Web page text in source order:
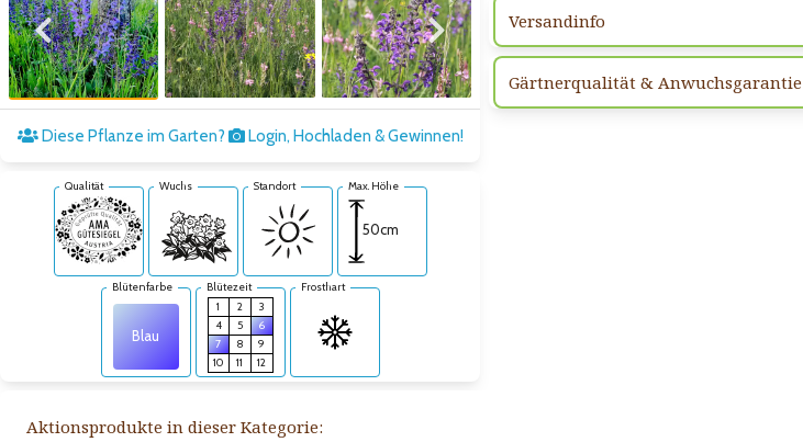
Zum vorigen Bild Zum nächsten Bild
Diese Pflanze im Garten? Login, Hochladen & Gewinnen!
Qualität Wuchs Standort Max. Höhe
50cm
Blütenfarbe
Blau
Blütezeit
1
2
3
4
5
6
7
8
9
10
11 12
Frosthart
Versandinfo
Gärtnerqualität & Anwuchsgarantie
Aktionsprodukte in dieser Kategorie: